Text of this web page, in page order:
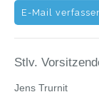
E-Mail
Stlv.
Jens Trurnit